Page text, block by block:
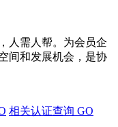
人需人帮。为会员企
间和发展机会，是协
相关认证查询 GO